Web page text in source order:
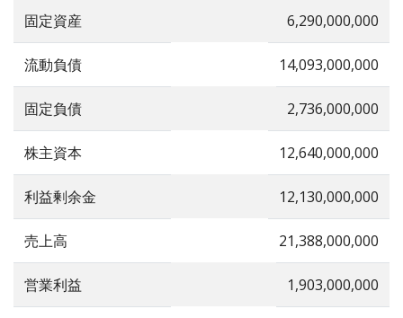
固定資産 6,290,000,000
流動負債 14,093,000,000
固定負債 2,736,000,000
株主資本 12,640,000,000
利益剰余金 12,130,000,000
売上高 21,388,000,000
営業利益 1,903,000,000